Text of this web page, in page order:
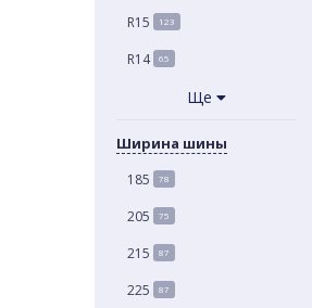
R15 123
R14 65
Ще
Ширина шины
185 78
205 75
215 87
225 87